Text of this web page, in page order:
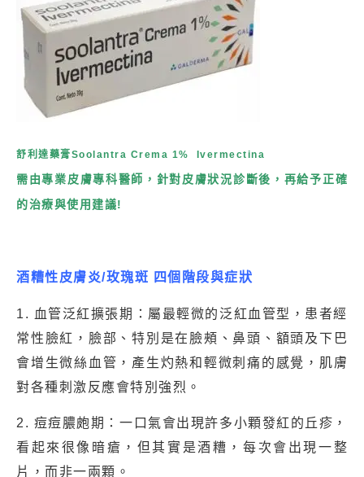
舒利達藥膏Soolantra Crema 1% Ivermectina
需由專業皮膚專科醫師，針對皮膚狀況診斷後，再給予正確
的治療與使用建議!
酒糟性皮膚炎/玫瑰斑 四個階段與症狀
1. 血管泛紅擴張期：屬最輕微的泛紅血管型，患者經
常性臉紅，臉部、特別是在臉頰、鼻頭、額頭及下巴
會增生微絲血管，產生灼熱和輕微刺痛的感覺，肌膚
對各種刺激反應會特別強烈。
2. 痘痘膿皰期：一口氣會出現許多小顆發紅的丘疹，
看起來很像暗瘡，但其實是酒糟，每次會出現一整
片，而非一兩顆。